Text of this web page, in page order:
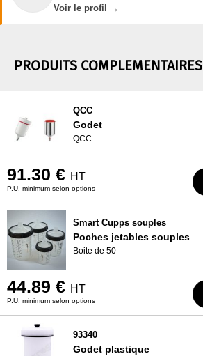
Voir le profil →
PRODUITS COMPLEMENTAIRES
QCC
Godet
QCC
91.30 € HT
P.U. minimum selon options
Smart Cupps souples
Poches jetables souples
Boite de 50
44.89 € HT
P.U. minimum selon options
93340
Godet plastique